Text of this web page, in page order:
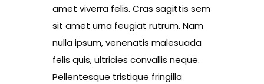
amet viverra felis. Cras sagittis sem
sit amet urna feugiat rutrum. Nam
nulla ipsum, venenatis malesuada
felis quis, ultricies convallis neque.
Pellentesque tristique fringilla